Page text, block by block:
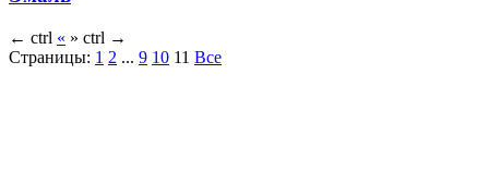
← ctrl « » ctrl →
Страницы: 1 2 ... 9 10 11 Все